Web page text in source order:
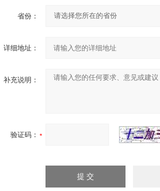
省份：
详细地址：
补充说明：
验证码：